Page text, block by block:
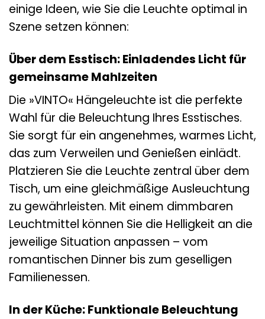
einige Ideen, wie Sie die Leuchte optimal in
Szene setzen können:
Über dem Esstisch: Einladendes Licht für
gemeinsame Mahlzeiten
Die »VINTO« Hängeleuchte ist die perfekte
Wahl für die Beleuchtung Ihres Esstisches.
Sie sorgt für ein angenehmes, warmes Licht,
das zum Verweilen und Genießen einlädt.
Platzieren Sie die Leuchte zentral über dem
Tisch, um eine gleichmäßige Ausleuchtung
zu gewährleisten. Mit einem dimmbaren
Leuchtmittel können Sie die Helligkeit an die
jeweilige Situation anpassen – vom
romantischen Dinner bis zum geselligen
Familienessen.
In der Küche: Funktionale Beleuchtung